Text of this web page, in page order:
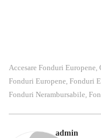
Accesare Fonduri Europene,
Fonduri Europene, Fonduri
Fonduri Nerambursabile,
admin